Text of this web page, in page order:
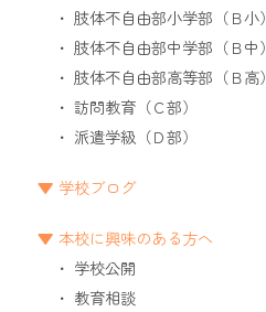
肢体不自由部小学部（Ｂ小）
肢体不自由部中学部（Ｂ中）
肢体不自由部高等部（Ｂ高）
訪問教育（Ｃ部）
派遣学級（Ｄ部）
学校ブログ
本校に興味のある方へ
学校公開
教育相談